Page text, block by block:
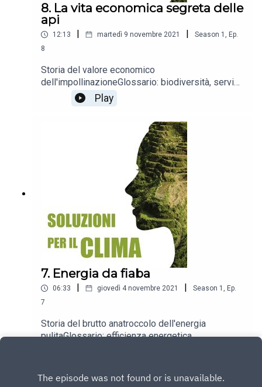
8. La vita economica segreta delle
api
12:13 martedì 9 novembre 2021 Season 1 , Ep.
8
Storia del valore economico
dell'impollinazioneGlossario: biodiversità, servizi
ecosistemici
Play
7. Energia da fiaba
06:33 giovedì 4 novembre 2021 Season 1 , Ep.
7
Storia del brutto anatroccolo dell'energia
pulitaGlossario: efficienza energetica,